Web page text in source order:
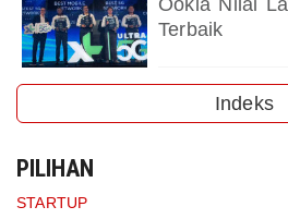
Ookla Nilai
Terbaik
Indeks
PILIHAN
STARTUP